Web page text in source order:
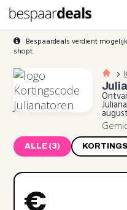
Bespaardeals verdient
shopt.
ALLE (3)
€